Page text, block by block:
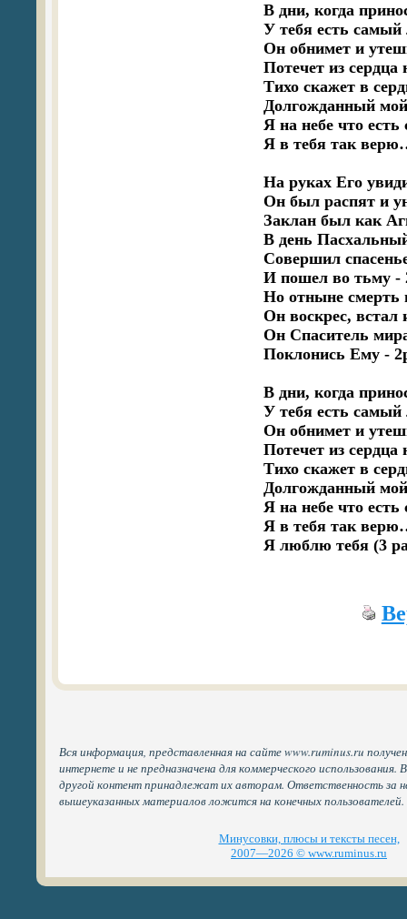
В дни, когда
У тебя есть
Он обнимет и
Потечет из сердца
Тихо скажет в
Долгожданный
Я на небе что
Я в тебя так
На руках Его
Он был распят и
Заклан был как
В день
Совершил
И пошел во тьму -
Но отныне смерть
Он воскрес, встал
Он Спаситель
Поклонись Ему -
В дни, когда
У тебя есть
Он обнимет и
Потечет из сердца
Тихо скажет в
Долгожданный
Я на небе что
Я в тебя так
Я люблю тебя (3
Вся информация, представленная на сайте www.ruminus.ru
интернете и не предназначена для коммерческого
другой контент принадлежат их авторам. Ответственность за
вышеуказанных материалов ложится на конечных пользователей.
Минусовки, плюсы и тексты песен,
2007—2026 © www.ruminus.ru